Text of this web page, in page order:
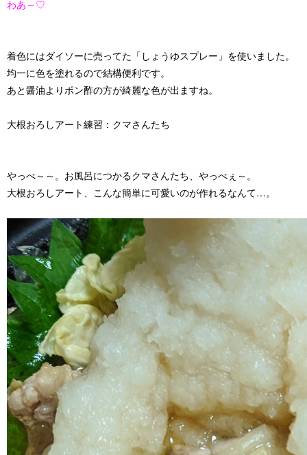
わあ～♡
着色にはダイソーに売ってた 「しょうゆスプレー」 を使いました。
均一に色を塗れるので結構便利です。
あと醤油よりポン酢の方が綺麗な色が出ますね。
大根おろしアート練習：クマさんたち
やっべ～～。お風呂につかるクマさんたち、やっべぇ～。
大根おろしアート、こんな簡単に可愛いのが作れるなんて…。